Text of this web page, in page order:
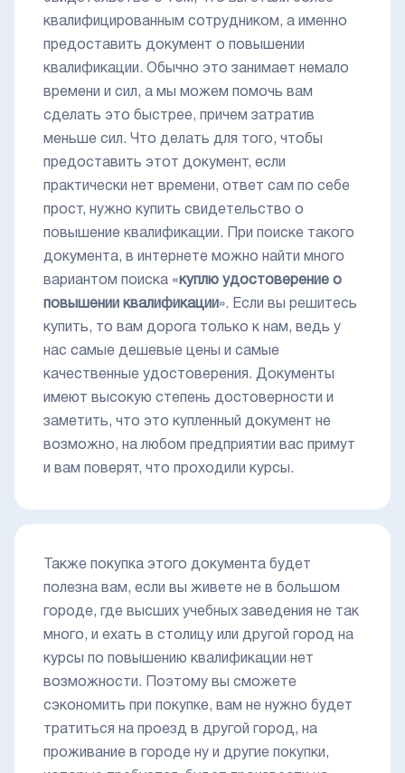
квалифицированным сотрудником, а именно
предоставить документ о повышении
квалификации. Обычно это занимает немало
времени и сил, а мы можем помочь вам
сделать это быстрее, причем затратив
меньше сил. Что делать для того, чтобы
предоставить этот документ, если
практически нет времени, ответ сам по себе
прост, нужно купить свидетельство о
повышение квалификации. При поиске такого
документа, в интернете можно найти много
вариантом поиска « куплю удостоверение о
повышении квалификации ». Если вы решитесь
купить, то вам дорога только к нам, ведь у
нас самые дешевые цены и самые
качественные удостоверения. Документы
имеют высокую степень достоверности и
заметить, что это купленный документ не
возможно, на любом предприятии вас примут
и вам поверят, что проходили курсы.
Также покупка этого документа будет
полезна вам, если вы живете не в большом
городе, где высших учебных заведения не так
много, и ехать в столицу или другой город на
курсы по повышению квалификации нет
возможности. Поэтому вы сможете
сэкономить при покупке, вам не нужно будет
тратиться на проезд в другой город, на
проживание в городе ну и другие покупки,